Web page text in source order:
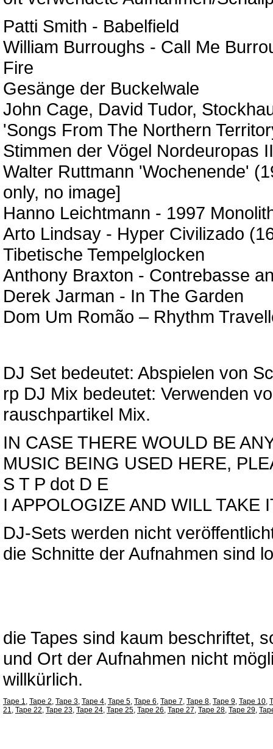
Patti Smith - Babelfield
William Burroughs - Call Me
Fire
Gesänge der Buckelwale
John Cage, David Tudor,
'Songs From The Northern
Stimmen der Vögel Nordeuropas II
Walter Ruttmann 'Wochenende'
only, no image]
Hanno Leichtmann - 1997
Arto Lindsay - Hyper Civilizado
Tibetische Tempelglocken
Anthony Braxton - Contrebasse
Derek Jarman - In The Garden
Dom Um Romão ‎– Rhythm
DJ Set bedeutet: Abspielen von
rp DJ Mix bedeutet: Verwenden
rauschpartikel Mix.
IN CASE THERE WOULD BE
MUSIC BEING USED HERE,
S T P dot D E
I APPOLOGIZE AND WILL TAKE
DJ-Sets werden nicht
die Schnitte der Aufnahmen sind
die Tapes sind kaum beschriftet,
und Ort der Aufnahmen nicht
willkürlich.
Tape 1, Tape 2, Tape 3, Tape 4, Tape 5, Tape 6, Tape 7, Tape 8, Tape 9, Tape 10,
21, Tape 22, Tape 23, Tape 24, Tape 25, Tape 26, Tape 27, Tape 28, Tape 29,